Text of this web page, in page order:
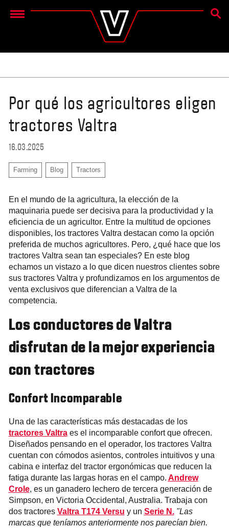
Menu
Por qué los agricultores eligen
tractores Valtra
16.03.2025
Farming Blog Tractors
En el mundo de la agricultura, la elección de la
maquinaria puede ser decisiva para la productividad y la
eficiencia de un agricultor. Entre la multitud de opciones
disponibles, los tractores Valtra destacan como la opción
preferida de muchos agricultores. Pero, ¿qué hace que los
tractores Valtra sean tan especiales? En este blog
echamos un vistazo a lo que dicen nuestros clientes sobre
sus tractores Valtra y profundizamos en los argumentos de
venta exclusivos que diferencian a Valtra de la
competencia.
Los conductores de Valtra
disfrutan de la mejor experiencia
con tractores
Confort Incomparable
Una de las características más destacadas de los
tractores Valtra es el incomparable confort que ofrecen.
Diseñados pensando en el operador, los tractores Valtra
cuentan con cómodos asientos, controles intuitivos y una
cabina e interfaz del tractor ergonómicas que reducen la
fatiga durante las largas horas en el campo. Andrew
Crole, es un ganadero lechero de tercera generación de
Simpson, en Victoria Occidental, Australia. Trabaja con
dos tractores Valtra T174 Versu y un Serie N. "Las
marcas que teníamos anteriormente nos parecían bien.